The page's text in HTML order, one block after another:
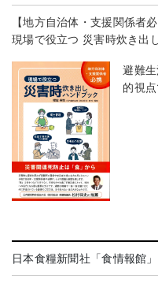
【地方自治体・支援関係者必
現場で役立つ 災害時炊き出
避難
的視
日本食糧新聞社「食情報館」